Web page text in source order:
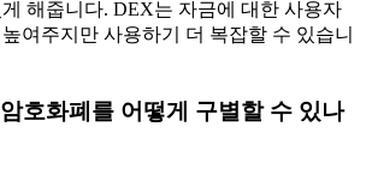
해줍니다. DEX는 자금에 대한 사용자
여주지만 사용하기 더 복잡할 수 있습니
호화폐를 어떻게 구별할 수 있나